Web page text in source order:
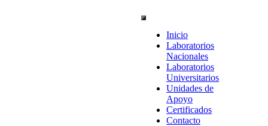
Inicio
Laboratorios
Nacionales
Laboratorios
Universitarios
Unidades de
Apoyo
Certificados
Contacto